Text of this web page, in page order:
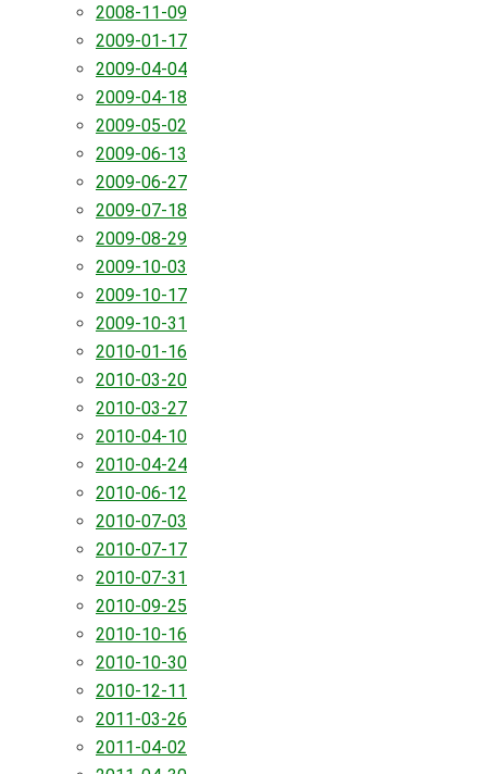
2008-11-09
2009-01-17
2009-04-04
2009-04-18
2009-05-02
2009-06-13
2009-06-27
2009-07-18
2009-08-29
2009-10-03
2009-10-17
2009-10-31
2010-01-16
2010-03-20
2010-03-27
2010-04-10
2010-04-24
2010-06-12
2010-07-03
2010-07-17
2010-07-31
2010-09-25
2010-10-16
2010-10-30
2010-12-11
2011-03-26
2011-04-02